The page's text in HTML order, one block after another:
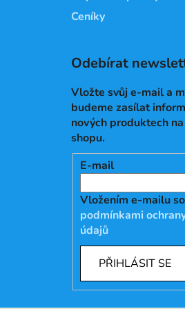
Ceníky
Odebírat
Vložte svůj e-mail a
budeme zasílat
nových produktech
shopu.
E-mail
Vložením e-mailu
podmínkami
údajů
PŘIHLÁSIT SE